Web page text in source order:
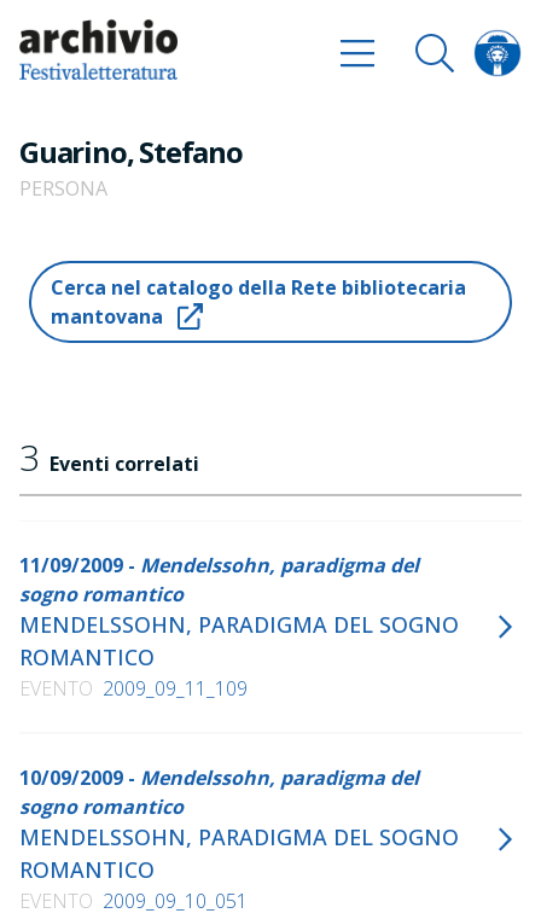
Guarino, Stefano
PERSONA
Cerca nel catalogo della Rete bibliotecaria
mantovana
3 Eventi correlati
11/09/2009 - Mendelssohn, paradigma del
sogno romantico
MENDELSSOHN, PARADIGMA DEL SOGNO
ROMANTICO
EVENTO 2009_09_11_109
10/09/2009 - Mendelssohn, paradigma del
sogno romantico
MENDELSSOHN, PARADIGMA DEL SOGNO
ROMANTICO
EVENTO 2009_09_10_051